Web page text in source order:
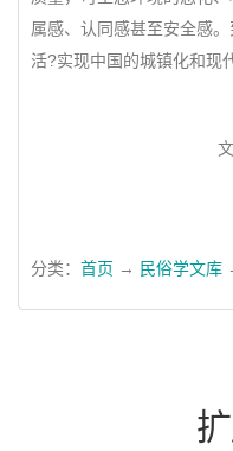
属感、认同感甚至安全感
活?实现中国的城镇化和现
分类： 首页 → 民俗学文库